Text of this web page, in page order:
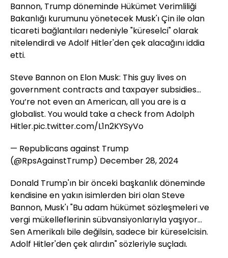
Bannon, Trump döneminde Hükümet Verimliliği
Bakanlığı kurumunu yönetecek Musk'ı Çin ile olan
ticareti bağlantıları nedeniyle "küreselci" olarak
nitelendirdi ve Adolf Hitler'den çek alacağını iddia
etti.
Steve Bannon on Elon Musk: This guy lives on
government contracts and taxpayer subsidies…
You’re not even an American, all you are is a
globalist. You would take a check from Adolph
Hitler.pic.twitter.com/L1n2KYSyVo
— Republicans against Trump
(@RpsAgainstTrump) December 28, 2024
Donald Trump'ın bir önceki başkanlık döneminde
kendisine en yakın isimlerden biri olan Steve
Bannon, Musk'ı "Bu adam hükümet sözleşmeleri ve
vergi mükelleflerinin sübvansiyonlarıyla yaşıyor...
Sen Amerikalı bile değilsin, sadece bir küreselcisin.
Adolf Hitler'den çek alırdın" sözleriyle suçladı.